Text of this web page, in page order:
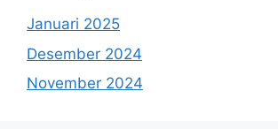
Januari 2025
Desember 2024
November 2024